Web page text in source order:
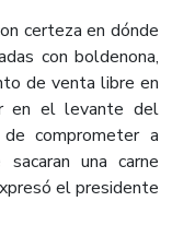
certeza en dónde
con boldenona,
de venta libre en
en el levante del
comprometer a
una carne
el presidente